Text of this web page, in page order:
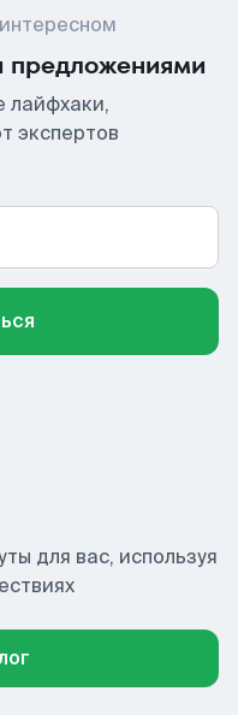
предложениями
лайфхаки,
экспертов
для вас, используя